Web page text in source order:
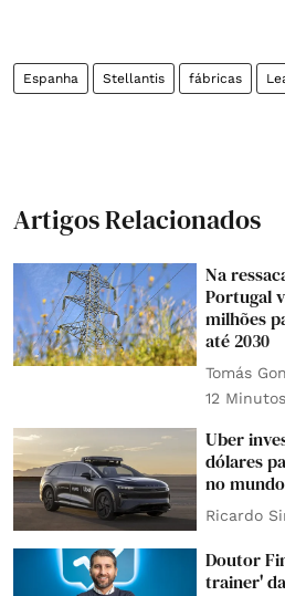
Espanha Stellantis fábricas
Artigos Relacionados
Na
Portugal
milhões
até 2030
Tomás
12 Minutos
Uber
dólares
no mundo
Ricardo
Doutor
trainer'